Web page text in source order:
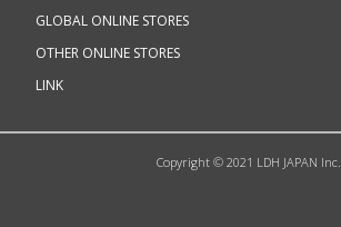
GLOBAL ONLINE STORES
OTHER ONLINE STORES
LINK
Copyright © 2021 LDH JAPAN Inc.